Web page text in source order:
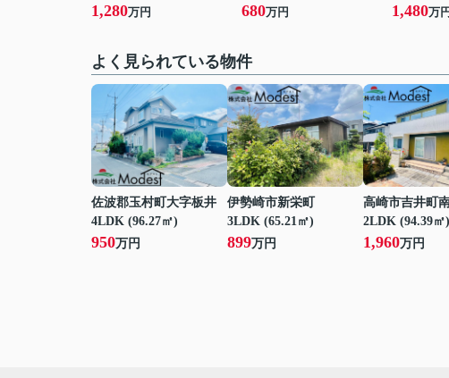
1,280万円 680万円 1,480万円
よく見られている物件
佐波郡玉村町大字板井
4LDK (96.27㎡)
950万円
伊勢崎市新栄町
3LDK (65.21㎡)
899万円
高崎市吉井町
2LDK (94.39㎡)
1,960万円